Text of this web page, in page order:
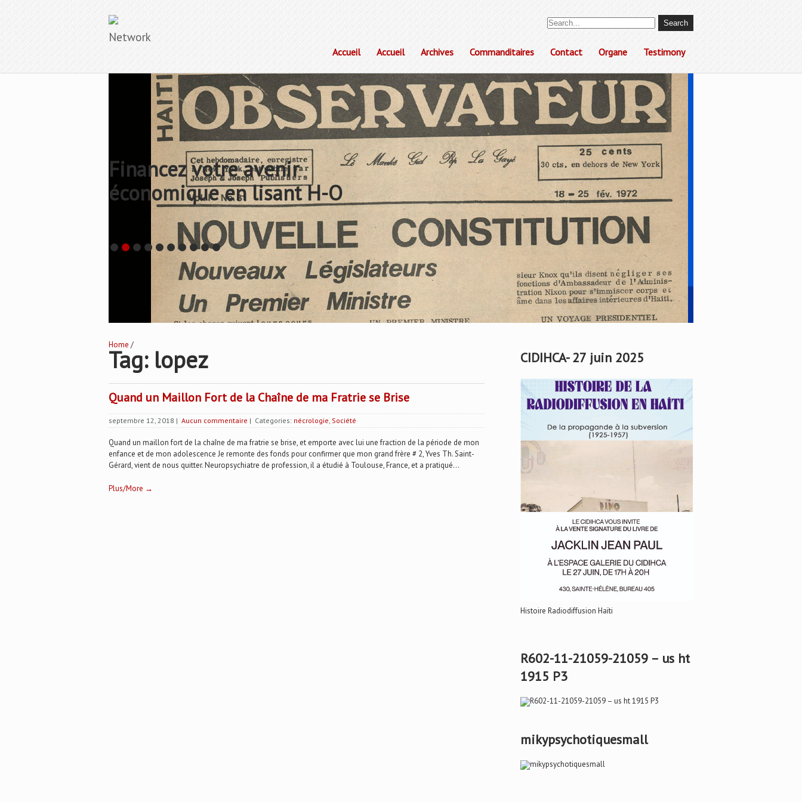
Network
Accueil Accueil Archives Commanditaires Contact Organe Testimony
Financez votre avenir
économique en lisant H-O
Home /
Tag: lopez
Quand un Maillon Fort de la Chaîne de ma Fratrie se Brise
septembre 12, 2018 | Aucun commentaire | Categories: nécrologie, Société
Quand un maillon fort de la chaîne de ma fratrie se brise, et emporte avec lui une fraction de la période de mon
enfance et de mon adolescence Je remonte des fonds pour confirmer que mon grand frère # 2, Yves Th. Saint-
Gérard, vient de nous quitter. Neuropsychiatre de profession, il a étudié à Toulouse, France, et a pratiqué...
Plus/More →
CIDIHCA- 27 juin 2025
Histoire Radiodiffusion Haïti
R602-11-21059-21059 – us ht
1915 P3
mikypsychotiquesmall